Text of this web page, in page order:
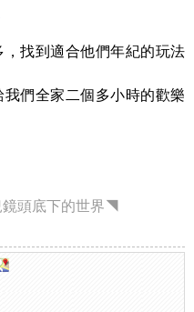
找到適合他們年紀的玩法
們全家二個多小時的歡樂
頭底下的世界◥